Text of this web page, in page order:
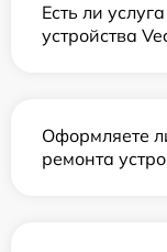
Есть ли
устройства
Оформляете
ремонта